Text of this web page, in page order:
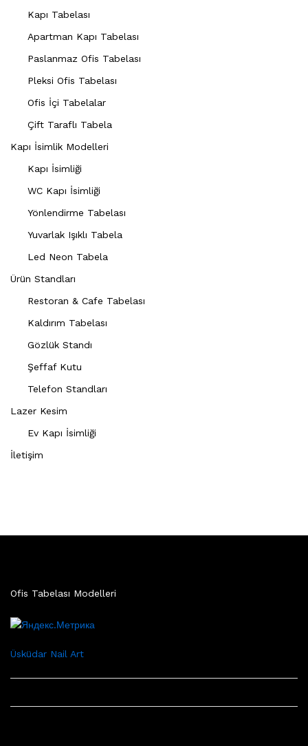
Kapı Tabelası
Apartman Kapı Tabelası
Paslanmaz Ofis Tabelası
Pleksi Ofis Tabelası
Ofis İçi Tabelalar
Çift Taraflı Tabela
Kapı İsimlik Modelleri
Kapı İsimliği
WC Kapı İsimliği
Yönlendirme Tabelası
Yuvarlak Işıklı Tabela
Led Neon Tabela
Ürün Standları
Restoran & Cafe Tabelası
Kaldırım Tabelası
Gözlük Standı
Şeffaf Kutu
Telefon Standları
Lazer Kesim
Ev Kapı İsimliği
İletişim
Ofis Tabelası Modelleri
Üsküdar Nail Art